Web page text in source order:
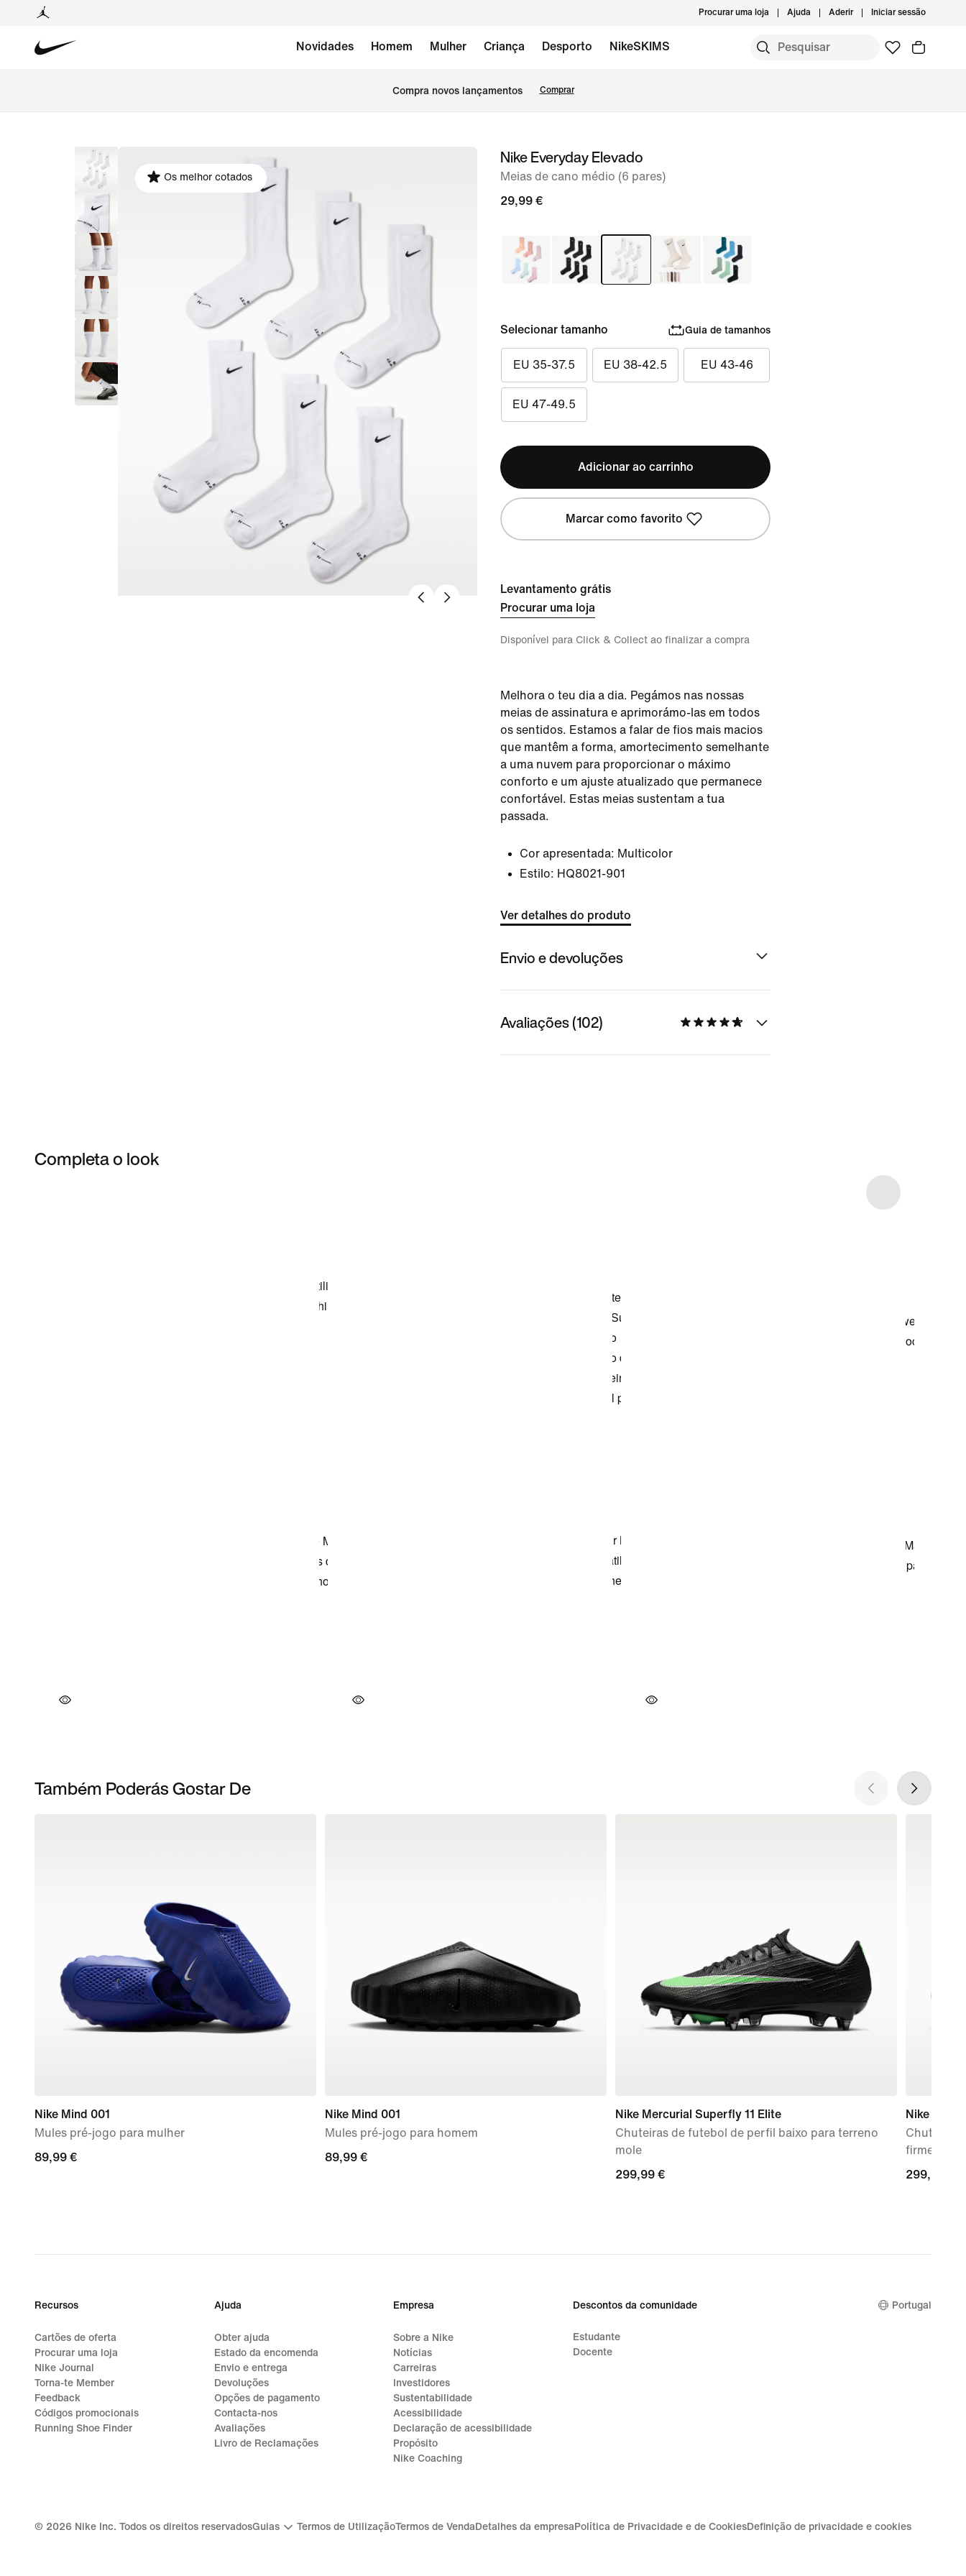
Procurar uma loja Ajuda Aderir Iniciar sessão
Novidades Homem Mulher Criança Desporto NikeSKIMS
Compra novos lançamentos Comprar
imagem
Os melhor cotados
Nike Everyday Elevado
Meias de cano médio (6 pares)
29,99 €
Selecionar tamanho Guia de tamanhos
EU 35-37.5 EU 38-42.5 EU 43-46
EU 47-49.5
Adicionar ao carrinho
Marcar como favorito
Levantamento grátis
Procurar uma loja
Disponível para Click & Collect ao finalizar a compra
Melhora o teu dia a dia. Pegámos nas nossas
meias de assinatura e aprimorámo-las em todos
os sentidos. Estamos a falar de fios mais macios
que mantêm a forma, amortecimento semelhante
a uma nuvem para proporcionar o máximo
conforto e um ajuste atualizado que permanece
confortável. Estas meias sustentam a tua
passada.
Cor apresentada: Multicolor
Estilo: HQ8021-901
Ver detalhes do produto
Envio e devoluções
Avaliações (102)
Completa o look
Também Poderás Gostar De
Nike Mind 001
Mules pré-jogo para mulher
89,99
89,99 €
Nike Mind 001
Mules pré-jogo para homem
89,99
89,99 €
Nike Mercurial Superfly 11 Elite
Chuteiras de futebol de perfil baixo para terreno
mole
299,99
299,99 €
Nike
Chuteiras
firme
299,99
299,99 €
Recursos
Cartões de oferta
Procurar uma loja
Nike Journal
Torna-te Member
Feedback
Códigos promocionais
Running Shoe Finder
Ajuda
Obter ajuda
Estado da encomenda
Envio e entrega
Devoluções
Opções de pagamento
Contacta-nos
Avaliações
Livro de Reclamações
Empresa
Sobre a Nike
Notícias
Carreiras
Investidores
Sustentabilidade
Acessibilidade
Declaração de acessibilidade
Propósito
Nike Coaching
Descontos da comunidade
Estudante
Docente
Portugal
© 2026 Nike Inc. Todos os direitos reservadosGuias Termos de UtilizaçãoTermos de Venda Detalhes da empresa Política de Privacidade e de CookiesDefinição de privacidade e cookies